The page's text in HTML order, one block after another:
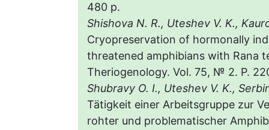
480 p.
Shishova N. R., Uteshev V. K.,
Cryopreservation of hormonally
threatened amphibians with Rana
Theriogenology. Vol. 75, № 2. P.
Shubravy O. I., Uteshev V. K.,
Tätigkeit einer Arbeitsgruppe zur
rohter und problematischer